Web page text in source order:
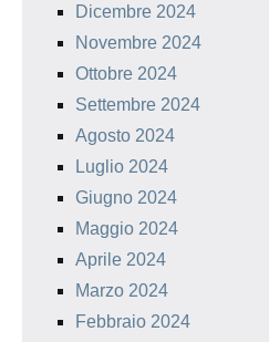
Dicembre 2024
Novembre 2024
Ottobre 2024
Settembre 2024
Agosto 2024
Luglio 2024
Giugno 2024
Maggio 2024
Aprile 2024
Marzo 2024
Febbraio 2024